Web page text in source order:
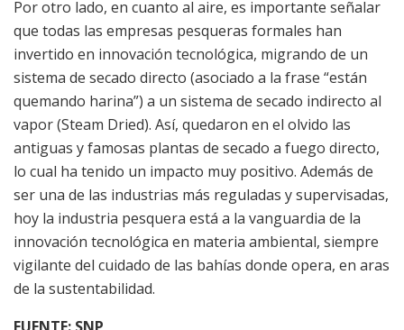
Por otro lado, en cuanto al aire, es importante señalar
que todas las empresas pesqueras formales han
invertido en innovación tecnológica, migrando de un
sistema de secado directo (asociado a la frase “están
quemando harina”) a un sistema de secado indirecto al
vapor (Steam Dried). Así, quedaron en el olvido las
antiguas y famosas plantas de secado a fuego directo,
lo cual ha tenido un impacto muy positivo. Además de
ser una de las industrias más reguladas y supervisadas,
hoy la industria pesquera está a la vanguardia de la
innovación tecnológica en materia ambiental, siempre
vigilante del cuidado de las bahías donde opera, en aras
de la sustentabilidad.